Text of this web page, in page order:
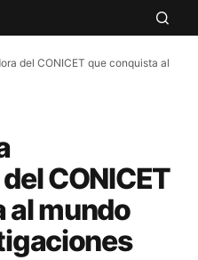
del CONICET que conquista al
CONICET
al mundo